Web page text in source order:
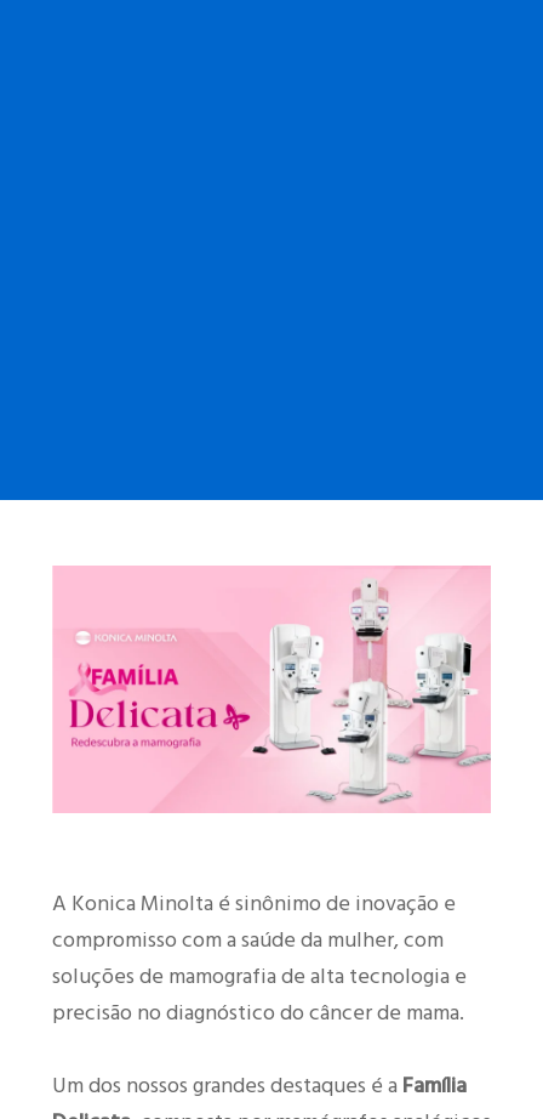
A Konica Minolta é sinônimo de inovação e
compromisso com a saúde da mulher, com
soluções de mamografia de alta tecnologia e
precisão no diagnóstico do câncer de mama.
Um dos nossos grandes destaques é a Família